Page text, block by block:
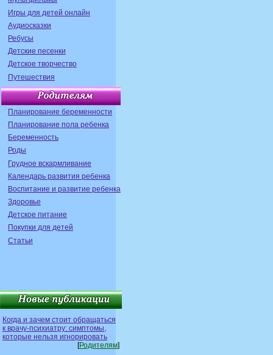
Игры для детей онлайн
Аудиосказки
Ребусы
Детские песенки
Детское творчество
Путешествия
Планирование беременности
Планирование пола ребенка
Беременность
Роды
Грудное вскармливание
Календарь развития ребенка
Воспитание и развитие ребенка
Здоровье
Детское питание
Покупки для детей
Статьи
Когда и зачем стоит обращаться
к врачу-психиатру: симптомы,
которые нельзя игнорировать
[Родителям]